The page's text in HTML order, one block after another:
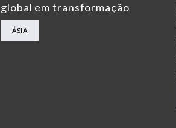
global em transformação
ÁSIA